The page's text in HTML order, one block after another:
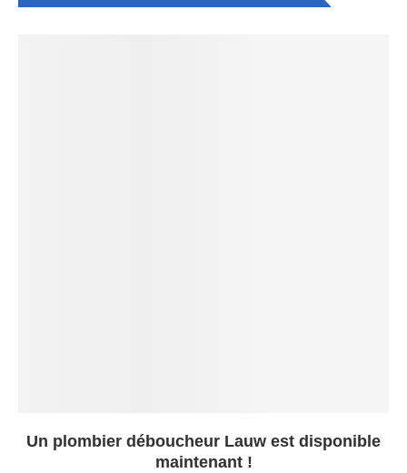
Un plombier déboucheur Lauw est disponible
maintenant !